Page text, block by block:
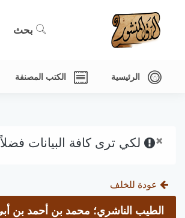
بحث
الرئيسية الكتب المصنفة
× لكي ترى كافة البيانات
عودة للخلف
الطيب الناشري؛ محمد بن أحمد بن